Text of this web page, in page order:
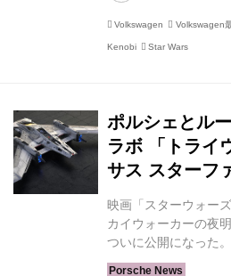
卿「ダース・ベイダ
ルドラマシリーズ。
Volkswagen Volkswagen
Kenobi Star Wars
ポルシェとル
ラボ 「トライ
サス スターフ
映画「スターウォー
カイウォーカーの夜
ついに公開になった
ォーズを制作するル